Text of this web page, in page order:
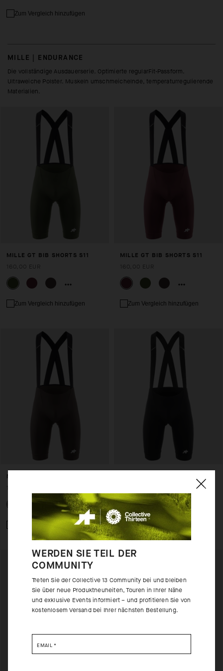
Zum Vergleich hinzufügen
MILLE | ENDURANCE
Die vollständige Ausdauerserie. Optimierte regularFit-Passform.
Ultraweiche Polster. Muskeln umschmeichelnde, temperaturregulierende
Materialien.
MILLE GT BIB SHORTS S11
Zum Vergleich hinzufügen
MILLE GT BIB SHORTS S11
Zum Vergleich hinzufügen
MILLE GT BIB SHORTS S11
Zum Vergleich hinzufügen Zum Vergleich hinzufügen
WERDEN SIE TEIL DER
COMMUNITY
Treten Sie der Collective 13 Community bei und bleiben
Sie über neue Produktneuheiten, Touren in Ihrer Nähe
und exklusive Events informiert – und profitieren Sie von
kostenlosem Versand bei Ihrer nächsten Bestellung.
EMAIL *